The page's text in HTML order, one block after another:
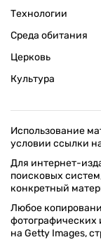
Технологии
Среда обитания
Церковь
Культура
Использование
условии ссылки
Для интернет-
поисковых
конкретный
Любое
фотографических
на Getty Images,